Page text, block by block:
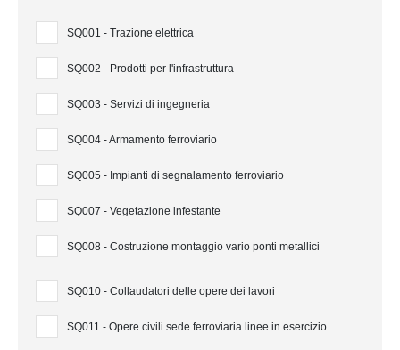
SQ001 - Trazione elettrica
SQ002 - Prodotti per l'infrastruttura
SQ003 - Servizi di ingegneria
SQ004 - Armamento ferroviario
SQ005 - Impianti di segnalamento ferroviario
SQ007 - Vegetazione infestante
SQ008 - Costruzione montaggio vario ponti metallici
SQ010 - Collaudatori delle opere dei lavori
SQ011 - Opere civili sede ferroviaria linee in esercizio